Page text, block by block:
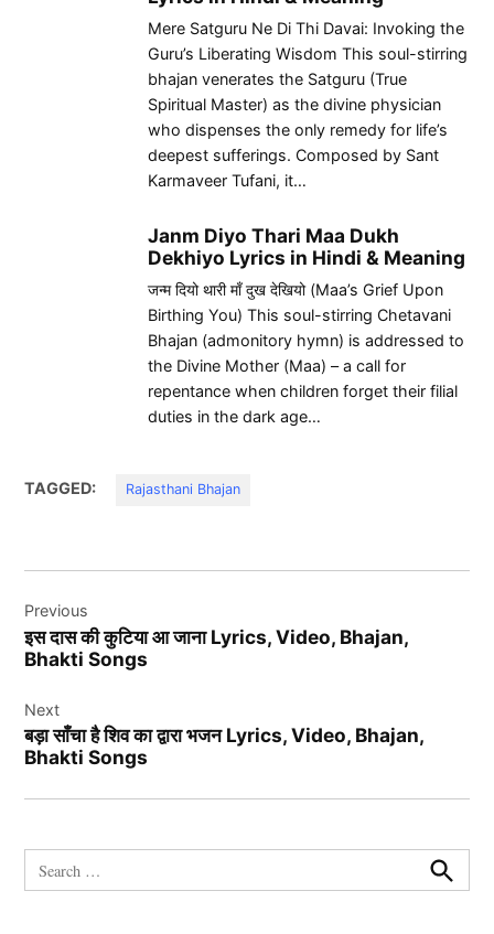
Mere Satguru Ne Di Thi Davai: Invoking the
Guru’s Liberating Wisdom This soul-stirring
bhajan venerates the Satguru (True
Spiritual Master) as the divine physician
who dispenses the only remedy for life’s
deepest sufferings. Composed by Sant
Karmaveer Tufani, it…
Janm Diyo Thari Maa Dukh
Dekhiyo Lyrics in Hindi & Meaning
जन्म दियो थारी माँ दुख देखियो (Maa’s Grief Upon
Birthing You) This soul-stirring Chetavani
Bhajan (admonitory hymn) is addressed to
the Divine Mother (Maa) – a call for
repentance when children forget their filial
duties in the dark age…
TAGGED: Rajasthani Bhajan
navigation
Previous
इस दास की कुटिया आ जाना Lyrics, Video, Bhajan,
Bhakti Songs
Next
बड़ा साँचा है शिव का द्वारा भजन Lyrics, Video, Bhajan,
Bhakti Songs
Search
for:
Search